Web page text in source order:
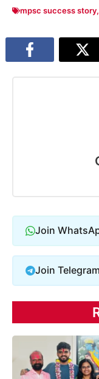
mpsc success story,
Join
Join Telegram